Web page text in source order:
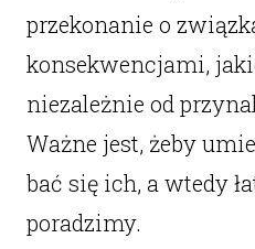
przekonanie o
konsekwencjami,
niezależnie od
Ważne jest, żeby
bać się ich, a wtedy
poradzimy.